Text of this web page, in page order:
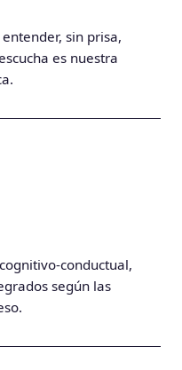
sin prisa,
es nuestra
conductual,
según las